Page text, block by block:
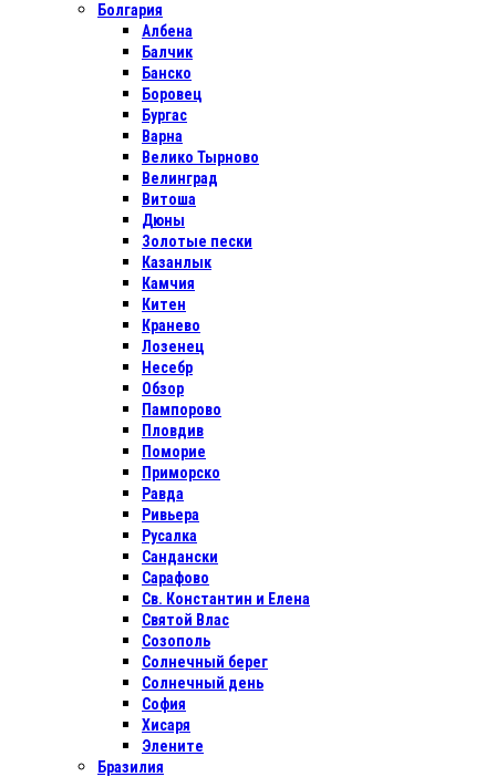
Болгария
Албена
Балчик
Банско
Боровец
Бургас
Варна
Велико Тырново
Велинград
Витоша
Дюны
Золотые пески
Казанлык
Камчия
Китен
Кранево
Лозенец
Несебр
Обзор
Пампорово
Пловдив
Поморие
Приморско
Равда
Ривьера
Русалка
Сандански
Сарафово
Св. Константин и Елена
Святой Влас
Созополь
Солнечный берег
Солнечный день
София
Хисаря
Элените
Бразилия